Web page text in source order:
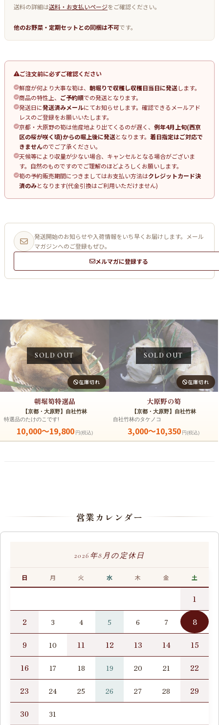
送料の詳細は送料・お支払いページをご確認ください。
他のお野菜・定期セットとの同梱は不可です。
ご注文前に必ずご確認ください
鮮度が何より大事な筍は、 朝堀りで収穫し収穫日当日に発送します。
商品の特性上、 ご予約順での発送となります。
発送日に発送済みメールにてお知らせします。確認できるメールアド
レスのご登録をお願いいたします。
京都・大原野の筍は他産地より出てくるのが遅く、 例年4月上旬(西京
区の桜が咲く頃)からの堀上後に発送となります。 着日指定はご対応で
きませんのでご了承ください。
天候等により収量が少ない場合、キャンセルとなる場合がございま
す。自然のものですのでご理解のほどよろしくお願いします。
筍の予約販売期間につきましてはお支払い方法はクレジットカード決
済のみとなります(代金引換はご利用いただけません)
発送開始のお知らせや入荷情報をいち早くお届けします。メール
マガジンへのご登録もぜひ。
メルマガに登録する
SOLD OUT
在庫切れ
朝堀筍特選品
【京都・大原野】自社竹林
特選品のたけのこです!
10,000～19,800 円(税込)
SOLD OUT
在庫切れ
大原野の筍
【京都・大原野】自社竹林
自社竹林のタケノコ
3,000～10,350 円(税込)
営業カレンダー
2026年8月の定休日
日 月 火 水 木 金 土
1
2 3 4 5 6 7 8
9 10 11 12 13 14 15
16 17 18 19 20 21 22
23 24 25 26 27 28 29
30 31